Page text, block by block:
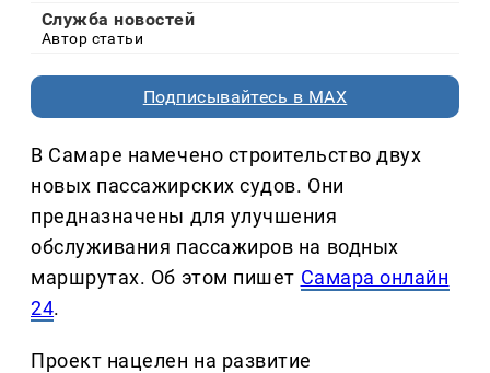
Служба новостей
Автор статьи
Подписывайтесь в MAX
В Самаре намечено строительство двух
новых пассажирских судов. Они
предназначены для улучшения
обслуживания пассажиров на водных
маршрутах. Об этом пишет Самара онлайн
24.
Проект нацелен на развитие